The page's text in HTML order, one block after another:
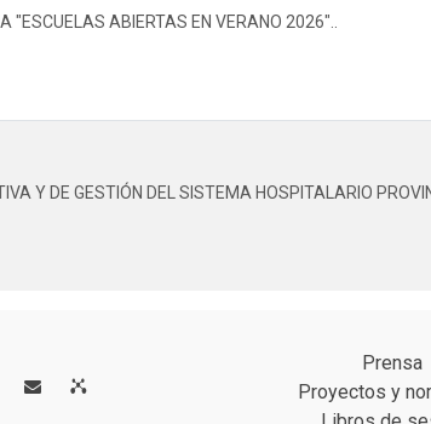
"ESCUELAS ABIERTAS EN VERANO 2026"..
Y DE GESTIÓN DEL SISTEMA HOSPITALARIO
 
Prensa
Proyectos y